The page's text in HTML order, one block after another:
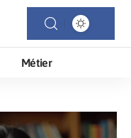
Métier